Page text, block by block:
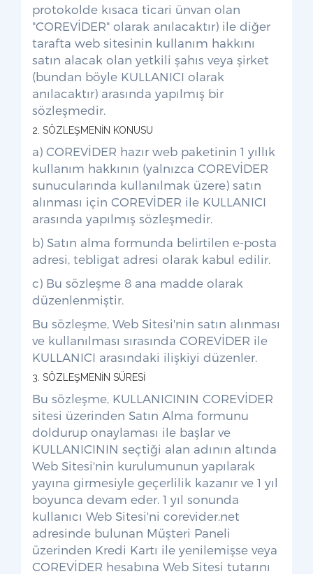
protokolde kısaca ticari ünvan olan
"COREVİDER" olarak anılacaktır) ile diğer
tarafta web sitesinin kullanım hakkını
satın alacak olan yetkili şahıs veya şirket
(bundan böyle KULLANICI olarak
anılacaktır) arasında yapılmış bir
sözleşmedir.
2. SÖZLEŞMENİN KONUSU
a) COREVİDER hazır web paketinin 1 yıllık
kullanım hakkının (yalnızca COREVİDER
sunucularında kullanılmak üzere) satın
alınması için COREVİDER ile KULLANICI
arasında yapılmış sözleşmedir.
b) Satın alma formunda belirtilen e-posta
adresi, tebligat adresi olarak kabul edilir.
c) Bu sözleşme 8 ana madde olarak
düzenlenmiştir.
Bu sözleşme, Web Sitesi'nin satın alınması
ve kullanılması sırasında COREVİDER ile
KULLANICI arasındaki ilişkiyi düzenler.
3. SÖZLEŞMENİN SÜRESİ
Bu sözleşme, KULLANICININ COREVİDER
sitesi üzerinden Satın Alma formunu
doldurup onaylaması ile başlar ve
KULLANICININ seçtiği alan adının altında
Web Sitesi'nin kurulumunun yapılarak
yayına girmesiyle geçerlilik kazanır ve 1 yıl
boyunca devam eder. 1 yıl sonunda
kullanıcı Web Sitesi'ni corevider.net
adresinde bulunan Müşteri Paneli
üzerinden Kredi Kartı ile yenilemişse veya
COREVİDER hesabına Web Sitesi tutarını